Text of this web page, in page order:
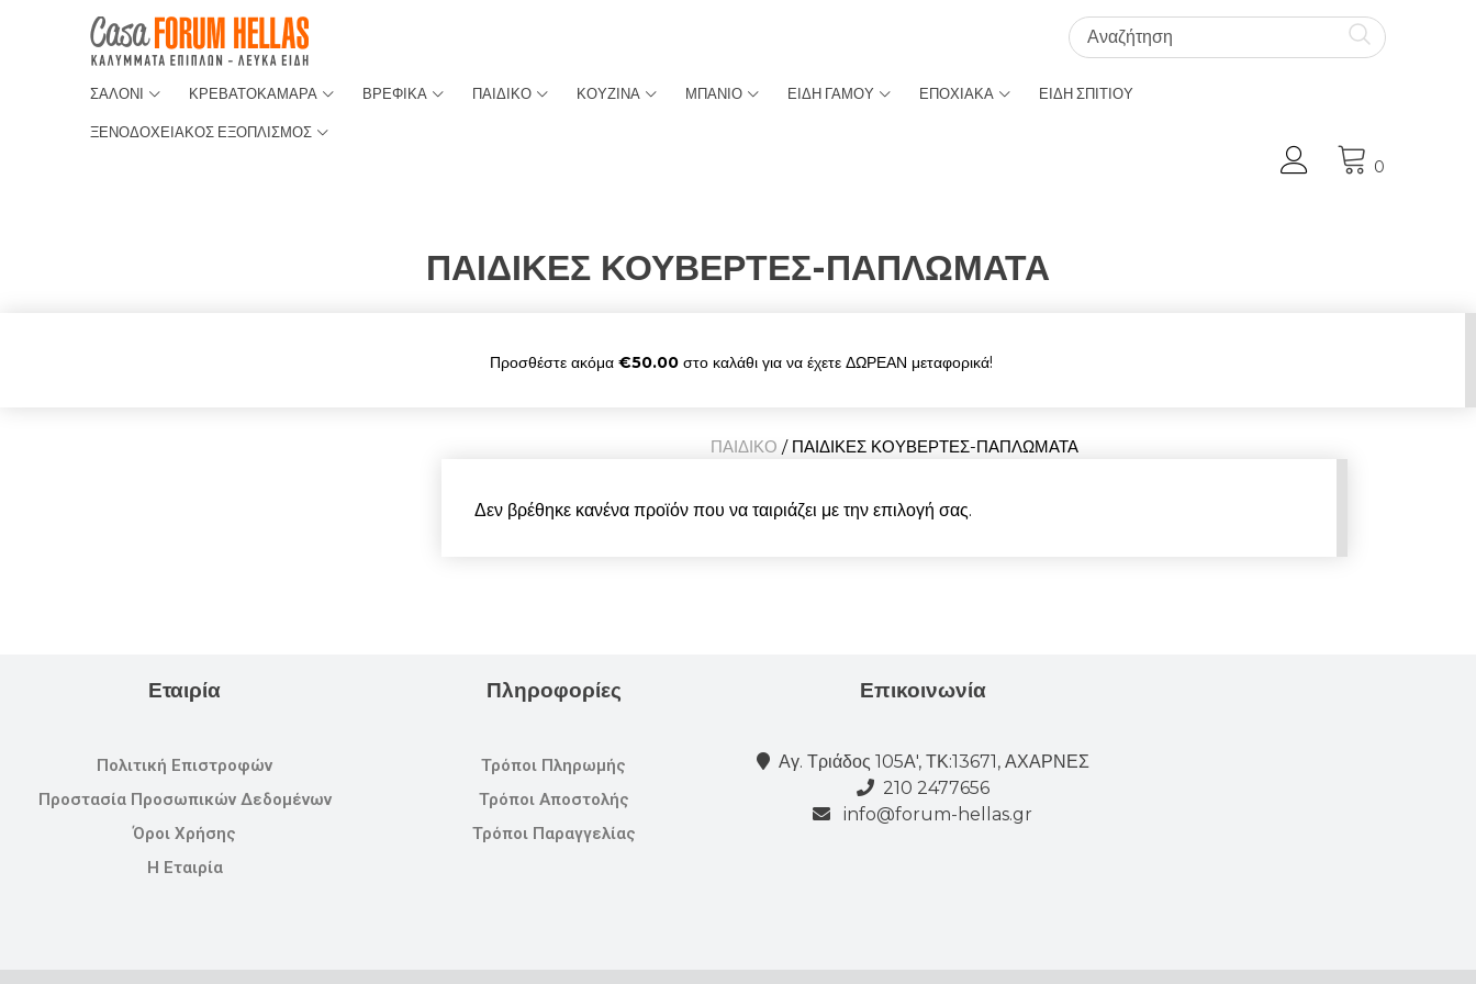
ΣΑΛΟΝΙ ΚΡΕΒΑΤΟΚΑΜΑΡΑ ΒΡΕΦΙΚΑ ΠΑΙΔΙΚΟ ΚΟΥΖΙΝΑ ΜΠΑΝΙΟ ΕΙΔΗ ΓΑΜΟΥ ΕΠΟΧΙΑΚΑ ΕΙΔΗ ΣΠΙΤΙΟΥ
ΞΕΝΟΔΟΧΕΙΑΚΟΣ ΕΞΟΠΛΙΣΜΟΣ
Ο Λογαριασμός μου
0
ΠΑΙΔΙΚΕΣ ΚΟΥΒΕΡΤΕΣ-ΠΑΠΛΩΜΑΤΑ
Προσθέστε ακόμα €50.00στο καλάθι για να έχετε ΔΩΡΕΑΝ μεταφορικά!
ΠΑΙΔΙΚΟ / ΠΑΙΔΙΚΕΣ ΚΟΥΒΕΡΤΕΣ-ΠΑΠΛΩΜΑΤΑ
Δεν βρέθηκε κανένα προϊόν που να ταιριάζει με την επιλογή σας.
Εταιρία
Πολιτική Επιστροφών
Προστασία Προσωπικών Δεδομένων
Όροι Χρήσης
Η Εταιρία
Πληροφορίες
Τρόποι Πληρωμής
Τρόποι Αποστολής
Τρόποι Παραγγελίας
Επικοινωνία
Αγ. Τριάδος 105Α', ΤΚ:13671, ΑΧΑΡΝΕΣ
210 2477656
info@forum-hellas.gr